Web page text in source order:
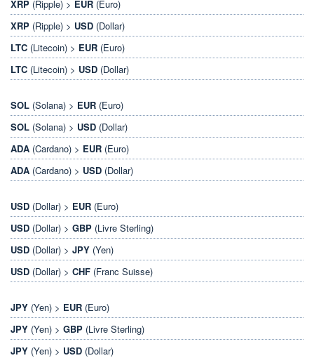
XRP (Ripple) > EUR (Euro)
XRP (Ripple) > USD (Dollar)
LTC (Litecoin) > EUR (Euro)
LTC (Litecoin) > USD (Dollar)
SOL (Solana) > EUR (Euro)
SOL (Solana) > USD (Dollar)
ADA (Cardano) > EUR (Euro)
ADA (Cardano) > USD (Dollar)
USD (Dollar) > EUR (Euro)
USD (Dollar) > GBP (Livre Sterling)
USD (Dollar) > JPY (Yen)
USD (Dollar) > CHF (Franc Suisse)
JPY (Yen) > EUR (Euro)
JPY (Yen) > GBP (Livre Sterling)
JPY (Yen) > USD (Dollar)